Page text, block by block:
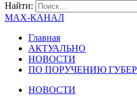
Найти:
MAX-КАНАЛ
Главная
АКТУАЛЬНО
НОВОСТИ
ПО ПОРУЧЕНИЮ
НОВОСТИ